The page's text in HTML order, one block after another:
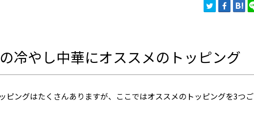
冷やし中華にオススメのトッピング
ピングはたくさんありますが、ここではオススメのトッピングを3つご